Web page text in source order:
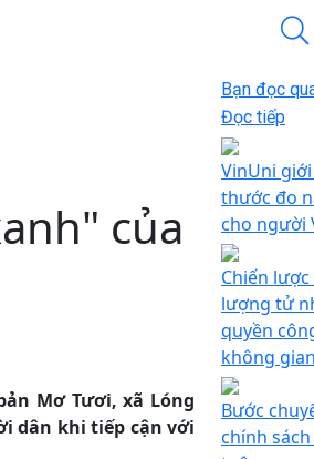
của
Mơ Tươi, xã Lóng
dân khi tiếp cận với
Bạn đọc
Đọc tiếp
VinUni
thước đo
cho người
Chiến
lượng tử
quyền
không
Bước
chính